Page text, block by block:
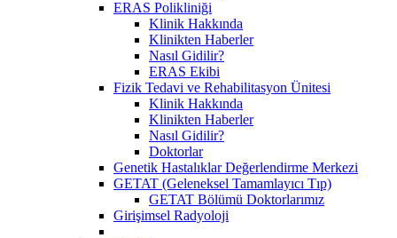
ERAS Polikliniği
Klinik Hakkında
Klinikten Haberler
Nasıl Gidilir?
ERAS Ekibi
Fizik Tedavi ve Rehabilitasyon Ünitesi
Klinik Hakkında
Klinikten Haberler
Nasıl Gidilir?
Doktorlar
Genetik Hastalıklar Değerlendirme Merkezi
GETAT (Geleneksel Tamamlayıcı Tıp)
GETAT Bölümü Doktorlarımız
Girişimsel Radyoloji